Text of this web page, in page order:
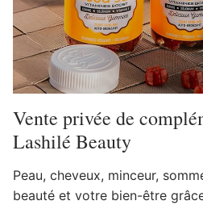
Vente privée de
Lashilé Beauty
Peau, cheveux, minceur,
beauté et votre bien-être